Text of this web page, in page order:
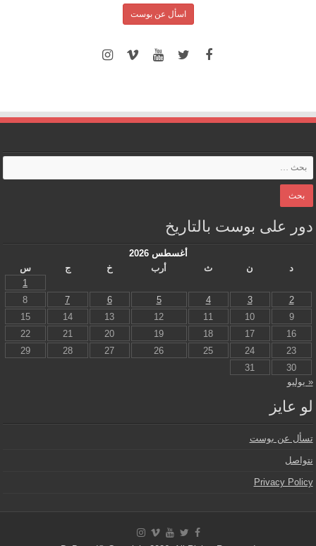
اسأل عن بوست
دور على بوست بالتاريخ
أغسطس 2026
د
ن ث أرب خ ج
س
1
2
3
4
5
6
7
8
9
10
11
12
13
14
15
16
17
18
19
20
21
22
23
24
25
26
27
28
29
30
31
« يوليو
لو عايز
تسأل عن بوست
نتواصل
Privacy Policy